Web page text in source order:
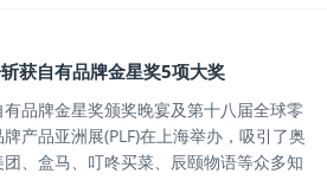
获自有品牌金星奖5项大奖
品牌金星奖颁奖晚宴及第十八届全球零
产品亚洲展(PLF)在上海举办，吸引了奥
团、盒马、叮咚买菜、辰颐物语等众多知